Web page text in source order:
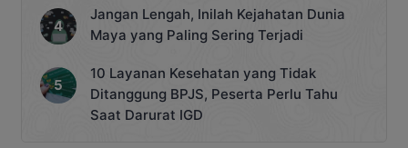
Jangan Lengah, Inilah Kejahatan Dunia
Maya yang Paling Sering Terjadi
10 Layanan Kesehatan yang Tidak
Ditanggung BPJS, Peserta Perlu Tahu
Saat Darurat IGD